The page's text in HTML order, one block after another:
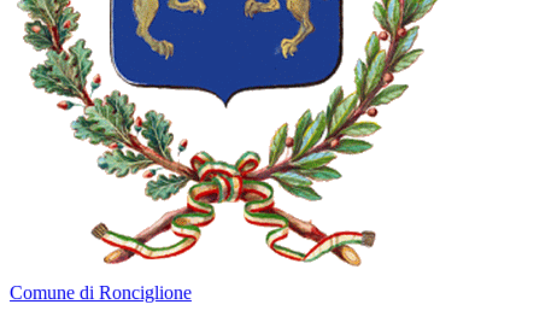
Comune di Ronciglione